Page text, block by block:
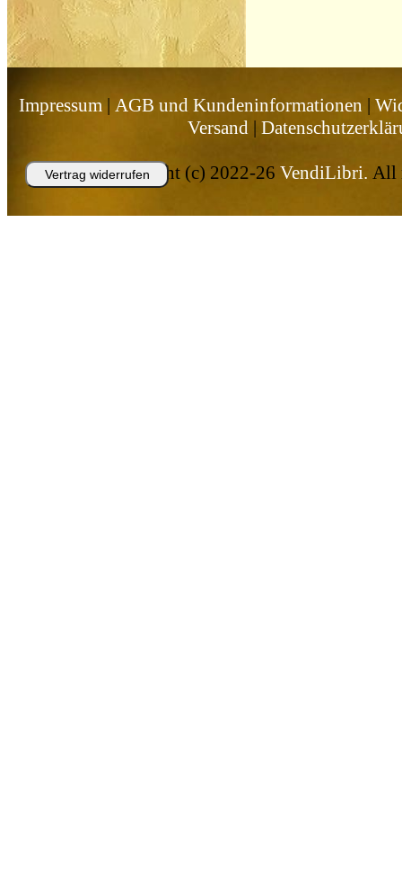
Impressum | AGB und Kundeninformationen |
Versand|
Copyright (c) 2022-26 VendiLibri. All
Vertrag widerrufen